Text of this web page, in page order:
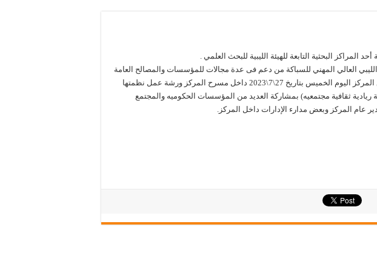
المراكز البحثية التابعة للهيئة الليبية للبحث العلمي .
العالي المهني للسباكة من دعم فى عدة مجالات للمؤسسات والمصالح العامة
ومؤسسات المجتمع المدنى احتضن المركز اليوم الخميس بتاريخ 27\7\2023 داخل مسرح المركز ورشة عمل نظمتها
ريادية ثقافية مجتمعيه) بمشاركة العديد من المؤسسات الحكوميه والمجتمع
عام المركز وبعض مدارء الإدارات داخل المركز.